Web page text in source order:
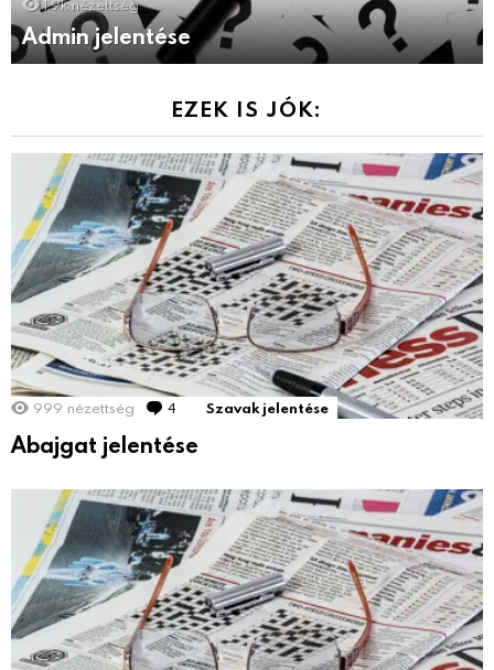
Admin jelentése
EZEK IS JÓK:
999 nézettség 4 hozzászólás
Szavak jelentése
Abajgat jelentése